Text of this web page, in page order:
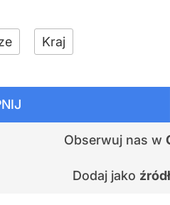
Kraj
Obserwuj nas w
Dodaj jako